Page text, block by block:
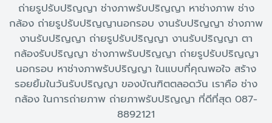
ถ่ายรูปรับปริญญา ช่างภาพรับปริญญา หาช่างภาพ ช่าง
กล้อง ถ่ายรูปรับปริญญานอกรอบ งานรับปริญญา ช่างภาพ
งานรับปริญญา ถ่ายรูปรับปริญญา งานรับปริญญา ตา
กล้องรับปริญญา ช่างภาพรับปริญญา ถ่ายรูปรับปริญญา
นอกรอบ หาช่างภาพรับปริญญา ในแบบที่คุณพอใจ สร้าง
รอยยิ้มในวันรับปริญญา ของบัณฑิตตลอดวัน เราคือ ช่าง
กล้อง ในการถ่ายภาพ ถ่ายภาพรับปริญญา ที่ดีที่สุด 087-
8892121